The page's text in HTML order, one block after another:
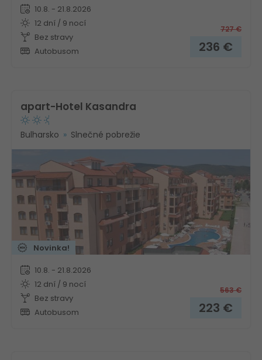
10.8. - 21.8.2026
12 dní / 9 nocí
Bez stravy
Autobusom
727€
236 €
apart-Hotel Kasandra
Bulharsko Slnečné pobrežie
Novinka!
10.8. - 21.8.2026
12 dní / 9 nocí
Bez stravy
Autobusom
563€
223 €